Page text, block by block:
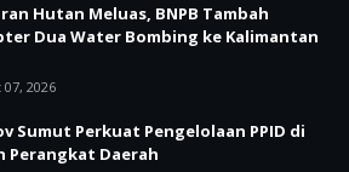
Hutan Meluas, BNPB Tambah
Dua Water Bombing ke Kalimantan
2026
Sumut Perkuat Pengelolaan PPID di
Perangkat Daerah